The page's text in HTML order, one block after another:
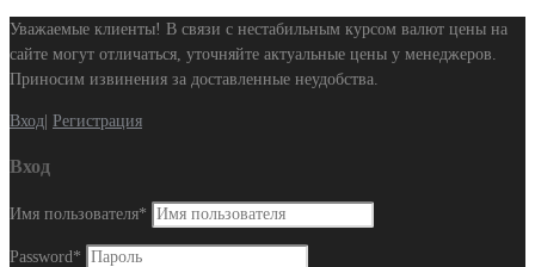
Уважаемые клиенты! В связи с нестабильным курсом валют цены на
сайте могут отличаться, уточняйте актуальные цены у менеджеров.
Приносим извинения за доставленные неудобства.
Вход Регистрация
Вход
Имя пользователя*
Password *